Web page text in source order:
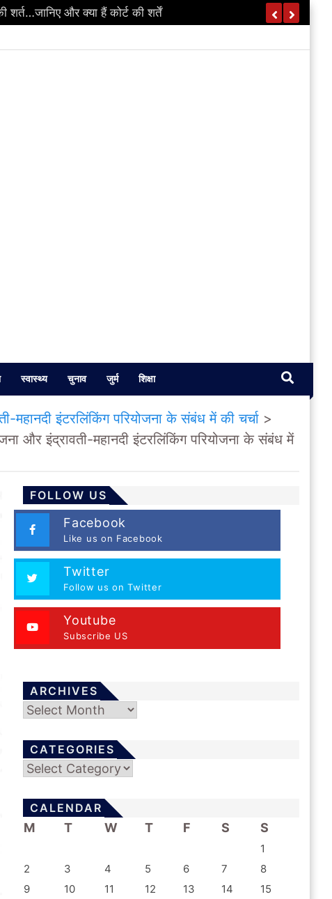
और क्या हैं कोर्ट की शर्तें
स्वास्थ्य चुनाव जुर्म शिक्षा
महानदी इंटरलिंकिंग परियोजना के संबंध में की चर्चा >
और इंद्रावती-महानदी इंटरलिंकिंग परियोजना के संबंध में
FOLLOW US
Facebook
Like us on Facebook
Twitter
Follow us on Twitter
Youtube
Subscribe US
ARCHIVES
Archives
CATEGORIES
Categories
CALENDAR
M T W T F S S
1
2
3 4 5 6 7
8
9
10 11 12 13 14
15